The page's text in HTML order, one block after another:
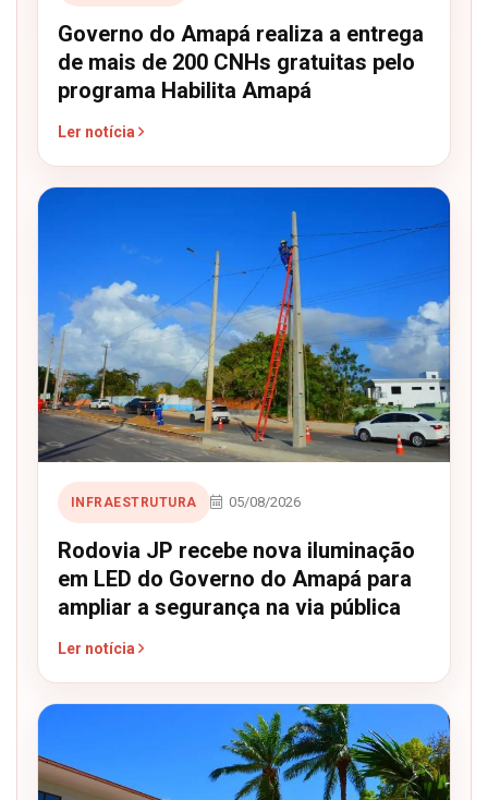
Governo do Amapá realiza a entrega
de mais de 200 CNHs gratuitas pelo
programa Habilita Amapá
Ler notícia
INFRAESTRUTURA 05/08/2026
Rodovia JP recebe nova iluminação
em LED do Governo do Amapá para
ampliar a segurança na via pública
Ler notícia